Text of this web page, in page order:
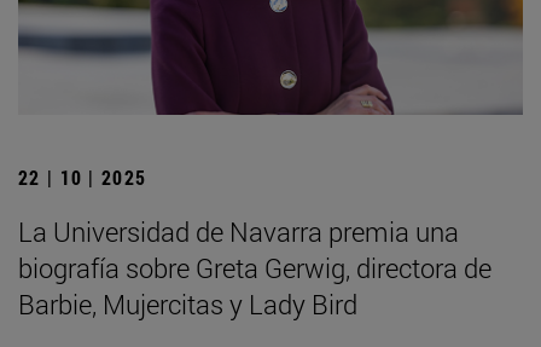
22 | 10 | 2025
La Universidad de Navarra premia una
biografía sobre Greta Gerwig, directora de
Barbie, Mujercitas y Lady Bird